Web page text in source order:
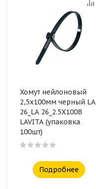
Хомут нейлоновый
2,5x100мм черный LA
26_LA 26_2.5X100B
LAVITA (упаковка
100шт)
Подробнее